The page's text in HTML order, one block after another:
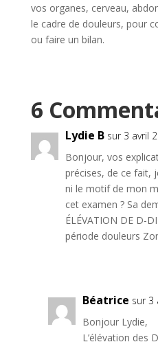
vos organes, cerveau,
le cadre de douleurs, pour
ou faire un bilan.
6
Lydie B sur 3 avril
Bonjour, vos
précises, de ce fait,
ni le motif de mon
cet examen ? Sa
ÉLÉVATION DE D-
période douleurs
Béatrice sur 3
Bonjour Lydie,
L’élévation des